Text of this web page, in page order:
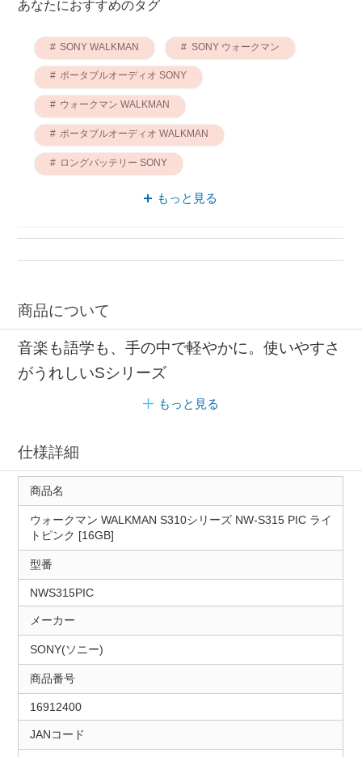
あなたにおすすめのタグ
SONY WALKMAN SONY ウォークマン
ポータブルオーディオ SONY
ウォークマン WALKMAN
ポータブルオーディオ WALKMAN
ロングバッテリー SONY
ポータブルオーディオ walkman
もっと見る
商品について
音楽も語学も、手の中で軽やかに。使いやすさ
がうれしいSシリーズ
もっと見る
仕様詳細
商品名
ウォークマン WALKMAN S310シリーズ NW-S315 PIC ライ
トピンク [16GB]
型番
NWS315PIC
メーカー
SONY(ソニー)
商品番号
16912400
JANコード